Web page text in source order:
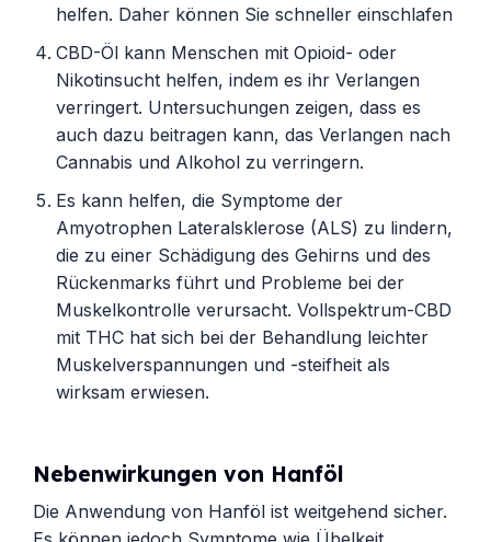
helfen. Daher können Sie schneller einschlafen
CBD-Öl kann Menschen mit Opioid- oder
Nikotinsucht helfen, indem es ihr Verlangen
verringert. Untersuchungen zeigen, dass es
auch dazu beitragen kann, das Verlangen nach
Cannabis und Alkohol zu verringern.
Es kann helfen, die Symptome der
Amyotrophen Lateralsklerose (ALS) zu lindern,
die zu einer Schädigung des Gehirns und des
Rückenmarks führt und Probleme bei der
Muskelkontrolle verursacht. Vollspektrum-CBD
mit THC hat sich bei der Behandlung leichter
Muskelverspannungen und -steifheit als
wirksam erwiesen.
Nebenwirkungen von Hanföl
Die Anwendung von Hanföl ist weitgehend sicher.